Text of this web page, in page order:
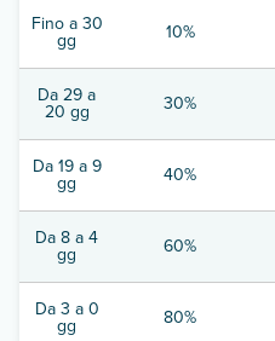
Fino a 30
gg 10%
Da 29 a
20 gg 30%
Da 19 a 9
gg 40%
Da 8 a 4
gg 60%
Da 3 a 0
gg 80%